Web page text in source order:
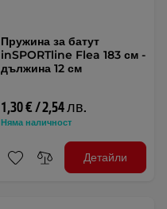
Пружина за батут
inSPORTline Flea 183 см -
дължина 12 см
1,30 € / 2,54 лв.
Няма наличност
Детайли